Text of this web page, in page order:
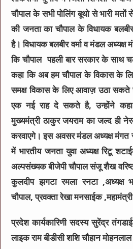
चौपाल के सभी पोलिंग बूथो से भारी मतों
की जनता का चौपाल के विधायक
है। विधायक बलबीर वर्मा व मंडल अध्यक्ष
कि चौपाल पहली बार सरकार के साथ
कहा कि अब हम चौपाल के विकास के
समक्ष विकास के लिए आवाज़ उठा सकते
एक नई राह दे सकते है, उन्होंने
मुख्यमंत्री ठाकुर जयराम का जल्द ही
करवाएगे। इस अवसर मंडल अध्यक्ष मंगत
में भारतीय जनता युवा अध्यक्ष रिटू
अल्पसंख्यक बीजेपी चौपाल संजू शैख वरिष्ठ
कुलदीप झगटा रमला रनटा ,अध्यक्ष
चौपाल, प्रवक्ता रेखा मनसाईक
प्रदेश कार्यकारिणी सदस्य सुरेंद्र
लाइक राम बीडीसी शशि चौहान